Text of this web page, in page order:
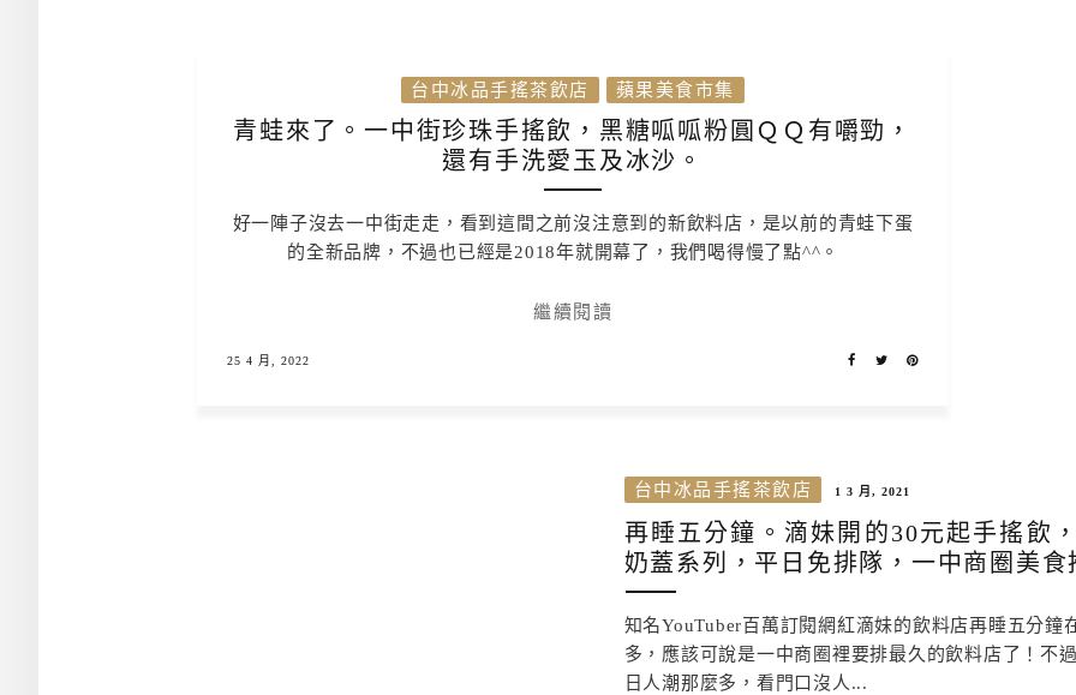
台中冰品手搖茶飲店 蘋果美食市集
青蛙來了。一中街珍珠手搖飲，黑糖呱呱粉圓ＱＱ有嚼勁，
還有手洗愛玉及冰沙。
好一陣子沒去一中街走走，看到這間之前沒注意到的新飲料店，是以前的青蛙下蛋
的全新品牌，不過也已經是2018年就開幕了，我們喝得慢了點^^。
繼續閱讀
25 4 月, 2022
台中冰品手搖茶飲店 1 3 月, 2021
再睡五分鐘。滴妹開的30元起手搖飲
奶蓋系列，平日免排隊，一中商圈美食
知名YouTuber百萬訂閱網紅滴妹的飲料店再睡五分鐘
多，應該可說是一中商圈裡要排最久的飲料店了！不
日人潮那麼多，看門口沒人...